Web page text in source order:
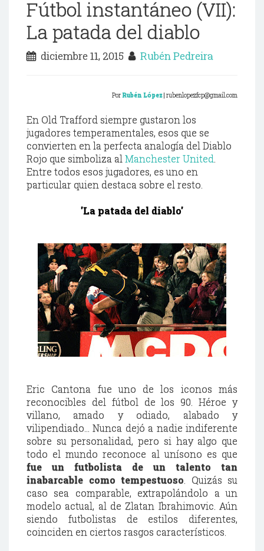
Fútbol instantáneo (VII):
La patada del diablo
diciembre 11, 2015 Rubén Pedreira
PorRubénLópez | rubenlopezfcp@gmail.com
En Old Trafford siempre gustaron los
jugadores temperamentales, esos que se
convierten en la perfecta analogía del Diablo
Rojo que simboliza alManchester United.
Entre todos esos jugadores, es uno en
particular quien destaca sobre el resto.
'La patada del diablo'
Eric Cantona fue uno de los iconos más
reconocibles del fútbol de los 90. Héroe y
villano, amado y odiado, alabado y
vilipendiado... Nunca dejó a nadie indiferente
sobre su personalidad, pero si hay algo que
todo el mundo reconoce al unísono es que
fue un futbolista de un talento tan
inabarcable como tempestuoso. Quizás su
caso sea comparable, extrapolándolo a un
modelo actual, al de Zlatan Ibrahimovic. Aún
siendo futbolistas de estilos diferentes,
coinciden en ciertos rasgos característicos.